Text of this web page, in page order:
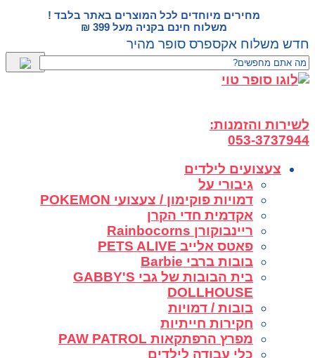
מחירים מיוחדים לכל המוצרים באתר בלבד !
משלוח חינם בקניה מעל 399 ₪
חדש משלוח אקספרס סופר מהיר
לשירות והזמנות:
053-3737944
צעצועים לילדים
גיבורי על
דמויות פוקימון / צעצועי POKEMON
אקדמית חדי הקרן
ריינבוקורן Rainbocorns
פאטס אלייב PETS ALIVE
בובות ברבי Barbie
בית הבובות של גבי GABBY'S
DOLLHOUSE
בובות / דמויות
חקירות חייתיות
מפרץ הרפתקאות PAW PATROL
כלי עבודה לילדים